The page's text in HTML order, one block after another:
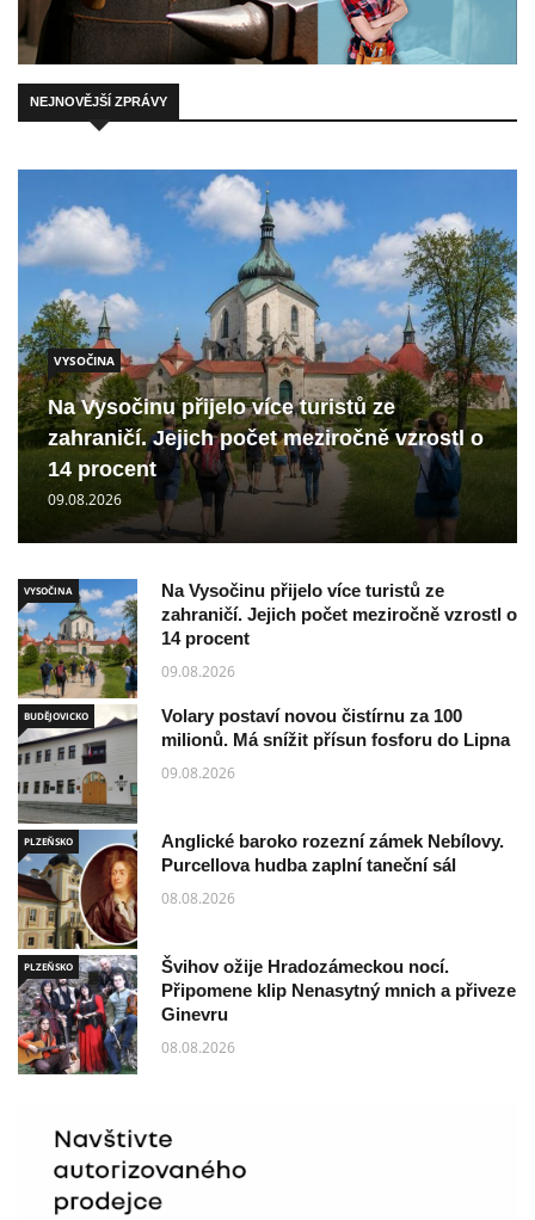
NEJNOVĚJŠÍ ZPRÁVY
VYSOČINA
Na Vysočinu přijelo více turistů ze
zahraničí. Jejich počet meziročně vzrostl o
14 procent
09.08.2026
VYSOČINA
Na Vysočinu přijelo více turistů ze
zahraničí. Jejich počet meziročně vzrostl o
14 procent
09.08.2026
BUDĚJOVICKO
Volary postaví novou čistírnu za 100
milionů. Má snížit přísun fosforu do Lipna
09.08.2026
PLZEŇSKO
Anglické baroko rozezní zámek Nebílovy.
Purcellova hudba zaplní taneční sál
08.08.2026
PLZEŇSKO
Švihov ožije Hradozámeckou nocí.
Připomene klip Nenasytný mnich a přiveze
Ginevru
08.08.2026